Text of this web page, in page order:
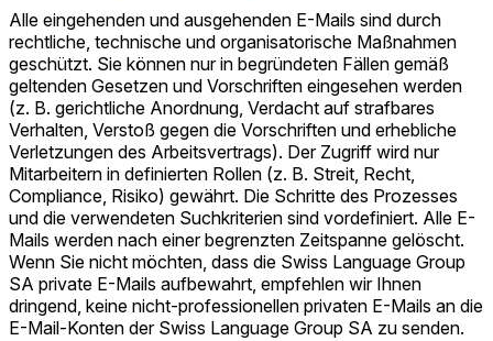
Alle eingehenden und ausgehenden E-Mails sind durch
rechtliche, technische und organisatorische Maßnahmen
geschützt. Sie können nur in begründeten Fällen gemäß
geltenden Gesetzen und Vorschriften eingesehen werden
(z. B. gerichtliche Anordnung, Verdacht auf strafbares
Verhalten, Verstoß gegen die Vorschriften und erhebliche
Verletzungen des Arbeitsvertrags). Der Zugriff wird nur
Mitarbeitern in definierten Rollen (z. B. Streit, Recht,
Compliance, Risiko) gewährt. Die Schritte des Prozesses
und die verwendeten Suchkriterien sind vordefiniert. Alle E-
Mails werden nach einer begrenzten Zeitspanne gelöscht.
Wenn Sie nicht möchten, dass die Swiss Language Group
SA private E-Mails aufbewahrt, empfehlen wir Ihnen
dringend, keine nicht-professionellen privaten E-Mails an die
E-Mail-Konten der Swiss Language Group SA zu senden.